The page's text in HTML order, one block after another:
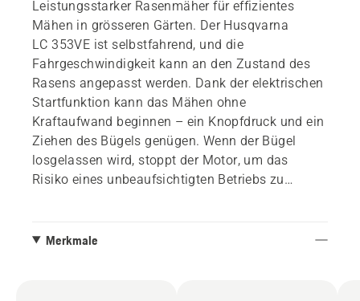
Leistungsstarker Rasenmäher für effizientes
Mähen in grösseren Gärten. Der Husqvarna
LC 353VE ist selbstfahrend, und die
Fahrgeschwindigkeit kann an den Zustand des
Rasens angepasst werden. Dank der elektrischen
Startfunktion kann das Mähen ohne
Kraftaufwand beginnen – ein Knopfdruck und ein
Ziehen des Bügels genügen. Wenn der Bügel
losgelassen wird, stoppt der Motor, um das
Risiko eines unbeaufsichtigten Betriebs zu
Bedienelemente erleichtern die Bedienung.
Merkmale